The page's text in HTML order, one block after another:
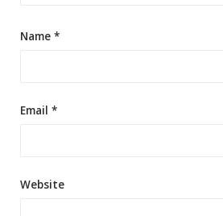
Name *
Email *
Website